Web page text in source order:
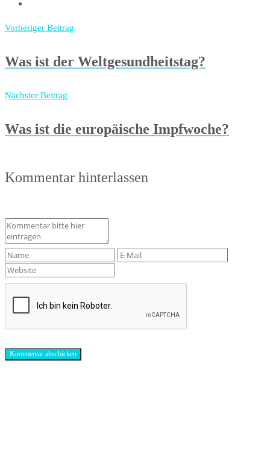
Vorheriger Beitrag
Was ist der Weltgesundheitstag?
Nächster Beitrag
Was ist die europäische Impfwoche?
Kommentar hinterlassen